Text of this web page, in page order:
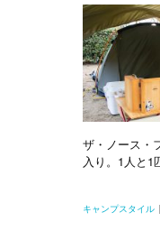
ザ・ノース・
入り。1人と1
キャンプスタイル